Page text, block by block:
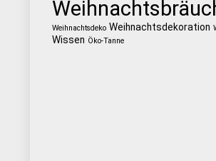
Weihnachtsdeko Weihnachtsdekoration
Wissen Öko-Tanne